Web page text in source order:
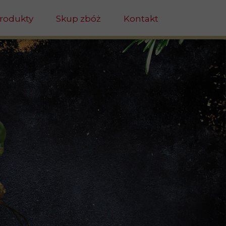
Skup zbóż Kontakt